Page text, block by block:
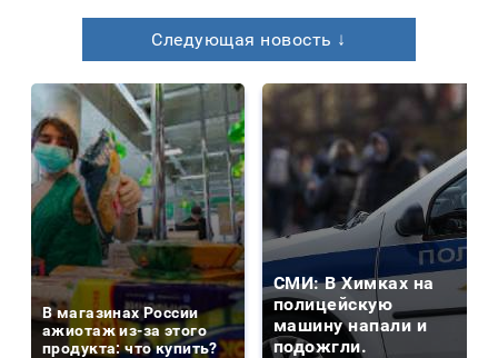
Следующая новость ↓
В магазинах России
ажиотаж из-за этого
продукта: что купить?
СМИ: В Химках на
полицейскую
машину напали и
подожгли.